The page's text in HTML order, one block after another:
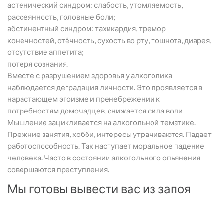
астенический синдром: слабость, утомляемость,
рассеянность, головные боли;
абстинентный синдром: тахикардия, тремор
конечностей, отёчность, сухость во рту, тошнота, диарея,
отсутствие аппетита;
потеря сознания.
Вместе с разрушением здоровья у алкоголика
наблюдается деградация личности. Это проявляется в
нарастающем эгоизме и пренебрежении к
потребностям домочадцев, снижается сила воли.
Мышление зацикливается на алкогольной тематике.
Прежние занятия, хобби, интересы утрачиваются. Падает
работоспособность. Так наступает моральное падение
человека. Часто в состоянии алкогольного опьянения
совершаются преступления.
Мы готовы вывести вас из запоя